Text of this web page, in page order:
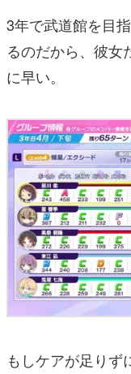
3年で武道館を目
るのだから、彼女
に早い。
もしケアが足りず